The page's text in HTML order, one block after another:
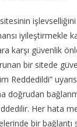
işlevselliğini
iyileştirmekle
karşı güvenlik
bir sitede
Reddedildi”
doğrudan
Her hata
bir bağlantı